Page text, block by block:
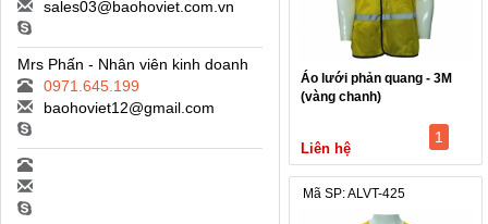
sales03@baohoviet.com.vn
Mrs Phấn - Nhân viên kinh doanh
0971.645.199
baohoviet12@gmail.com
Áo lưới phản quang - 3M
(vàng chanh)
Liên hệ
1
Mã SP: ALVT-425